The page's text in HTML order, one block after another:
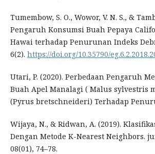
Tumembow, S. O., Wowor, V. N. S., &
Pengaruh Konsumsi Buah Pepaya
Hawai terhadap Penurunan Indeks
6(2). https://doi.org/10.35790/
Utari, P. (2020). Perbedaan Pengaruh
Buah Apel Manalagi ( Malus sylvestris
(Pyrus bretschneideri) Terhadap
Wijaya, N., & Ridwan, A. (2019).
Dengan Metode K-Nearest Neighbors.
08(01), 74–78.